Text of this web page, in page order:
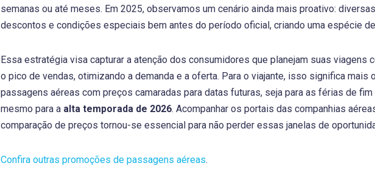
semanas ou até meses. Em 2025, observamos um cenário ainda mais proativo:
descontos e condições especiais bem antes do período oficial, criando uma espécie de
Essa estratégia visa capturar a atenção dos consumidores que planejam suas viagens
o pico de vendas, otimizando a demanda e a oferta. Para o viajante, isso significa mais
passagens aéreas com preços camaradas para datas futuras, seja para as férias de
mesmo para a alta temporada de 2026. Acompanhar os portais das companhias
comparação de preços tornou-se essencial para não perder essas janelas de
Confira outras promoções de passagens aéreas.